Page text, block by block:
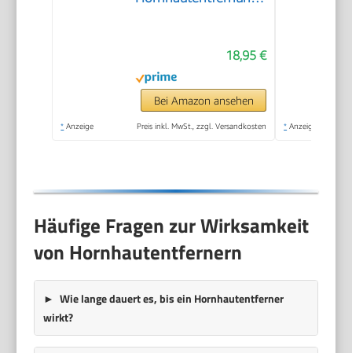
Fußpflege Pediküre
Set ohne Schleifen
mit Sofort-Effekt.
18,95 €
Bei Amazon ansehen
* Anzeige Preis inkl. MwSt., zzgl. Versandkosten * Anzeige
Häufige Fragen zur Wirksamkeit
von Hornhautentfernern
Wie lange dauert es, bis ein Hornhautentferner
wirkt?